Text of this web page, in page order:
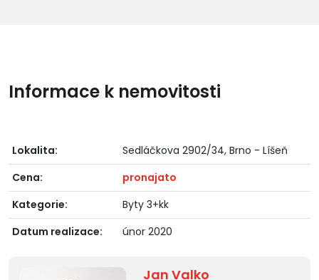
Informace k nemovitosti
Lokalita:
Sedláčkova 2902/34, Brno - Líšeň
Cena:
pronajato
Kategorie:
Byty 3+kk
Datum realizace:
únor 2020
Jan Valko